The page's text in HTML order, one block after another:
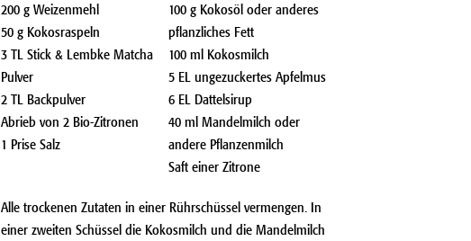
200 g Weizenmehl
50 g Kokosraspeln
3 TL Stick & Lembke Matcha
Pulver
2 TL Backpulver
Abrieb von 2 Bio-Zitronen
1 Prise Salz
100 g Kokosöl oder anderes
pflanzliches Fett
100 ml Kokosmilch
5 EL ungezuckertes Apfelmus
6 EL Dattelsirup
40 ml Mandelmilch oder
andere Pflanzenmilch
Saft einer Zitrone
Alle trockenen Zutaten in einer Rührschüssel vermengen. In
einer zweiten Schüssel die Kokosmilch und die Mandelmilch